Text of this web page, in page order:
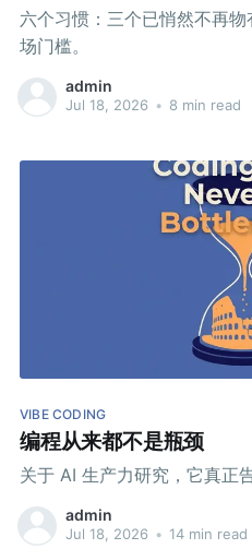
六个习惯：三个已悄然不再
场门槛。
admin
Jul 18, 2026 • 8 min read
VIBE CODING
编程从来都不是瓶颈
关于 AI 生产力研究，它真正
admin
Jul 18, 2026 • 14 min read